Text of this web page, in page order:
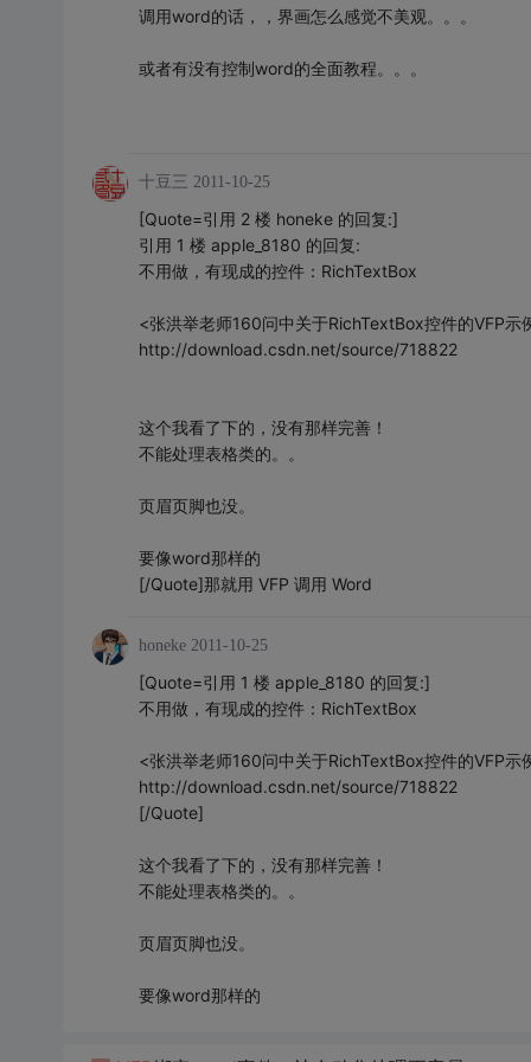
调用word的话，，界画怎么感觉不美观。。。
或者有没有控制word的全面教程。。。
十豆三 2011-10-25
[Quote=引用 2 楼 honeke 的回复:]
引用 1 楼 apple_8180 的回复:
不用做，有现成的控件：RichTextBox
<张洪举老师160问中关于RichTextBox控件的VFP示
http://download.csdn.net/source/718822
这个我看了下的，没有那样完善！
不能处理表格类的。。
页眉页脚也没。
要像word那样的
[/Quote]那就用 VFP 调用 Word
honeke 2011-10-25
[Quote=引用 1 楼 apple_8180 的回复:]
不用做，有现成的控件：RichTextBox
<张洪举老师160问中关于RichTextBox控件的VFP示
http://download.csdn.net/source/718822
[/Quote]
这个我看了下的，没有那样完善！
不能处理表格类的。。
页眉页脚也没。
要像word那样的